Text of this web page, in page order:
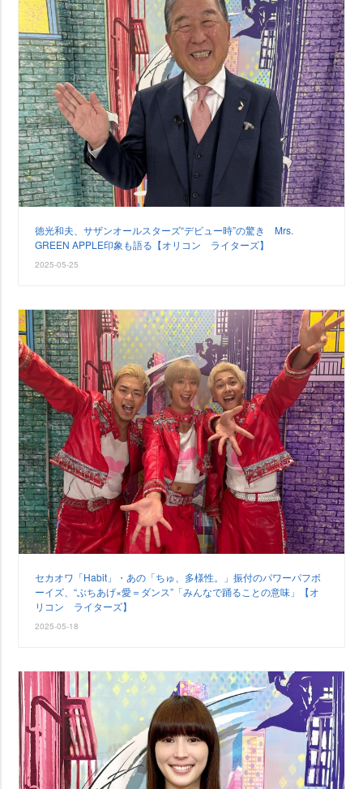
徳光和夫、サザンオールスターズ“デビュー時”の驚き Mrs.
GREEN APPLE印象も語る【オリコン ライターズ】
2025-05-25
セカオワ「Habit」・あの「ちゅ、多様性。」振付のパワーパフボ
ーイズ、“ぶちあげ×愛＝ダンス”「みんなで踊ることの意味」【オ
リコン ライターズ】
2025-05-18